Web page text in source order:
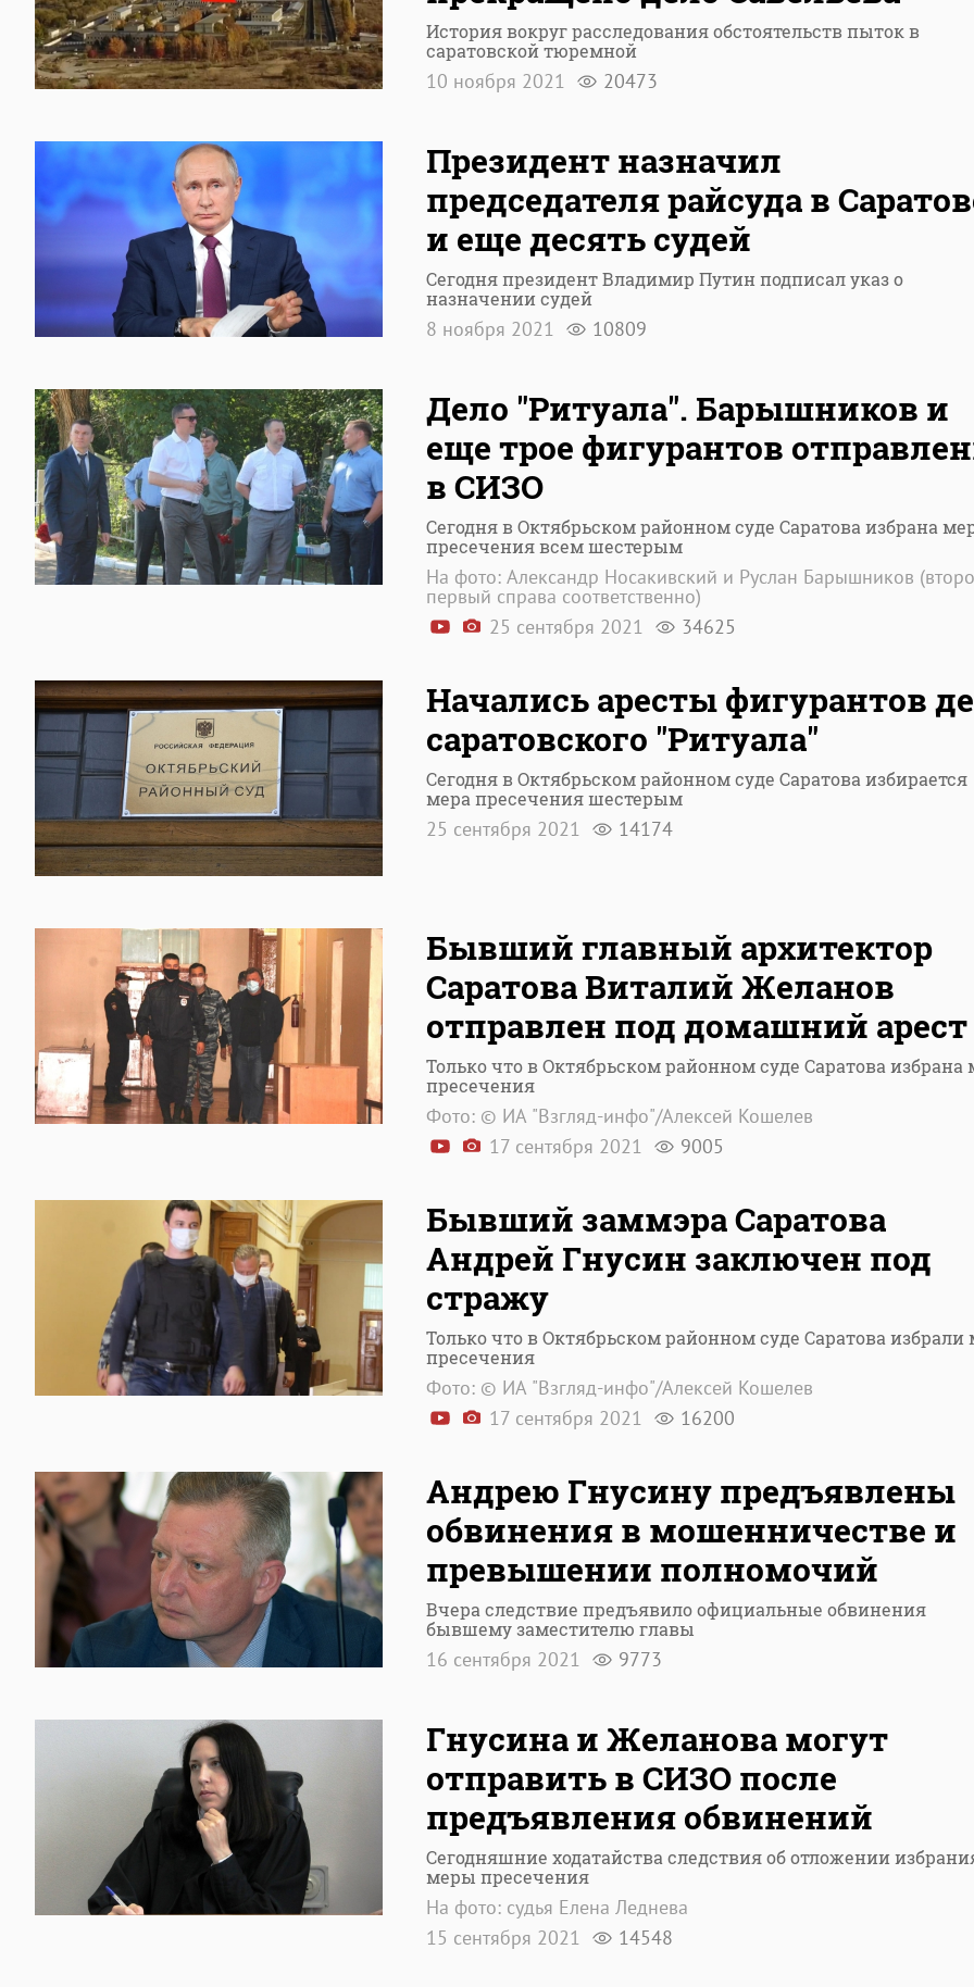
История вокруг расследования обстоятельств пыток в
саратовской тюремной
10 ноября 2021 20473
Президент назначил
председателя райсуда в
и еще десять судей
Сегодня президент Владимир Путин подписал указ о
назначении судей
8 ноября 2021 10809
Дело "Ритуала". Барышников и
еще трое фигурантов
в СИЗО
Сегодня в Октябрьском районном суде Саратова избрана
пресечения всем шестерым
На фото: Александр Носакивский и Руслан Барышников
первый справа соответственно)
25 сентября 2021
34625
Начались аресты фигурантов
саратовского "Ритуала"
Сегодня в Октябрьском районном суде Саратова избирается
мера пресечения шестерым
25 сентября 2021 14174
Бывший главный архитектор
Саратова Виталий Желанов
отправлен под домашний арест
Только что в Октябрьском районном суде Саратова избрана
пресечения
Фото: © ИА "Взгляд-инфо"/Алексей Кошелев
17 сентября 2021
9005
Бывший заммэра Саратова
Андрей Гнусин заключен под
стражу
Только что в Октябрьском районном суде Саратова избрали
пресечения
Фото: © ИА "Взгляд-инфо"/Алексей Кошелев
17 сентября 2021
16200
Андрею Гнусину предъявлены
обвинения в мошенничестве и
превышении полномочий
Вчера следствие предъявило официальные обвинения
бывшему заместителю главы
16 сентября 2021 9773
Гнусина и Желанова могут
отправить в СИЗО после
предъявления обвинений
Сегодняшние ходатайства следствия об отложении
меры пресечения
На фото: судья Елена Леднева
15 сентября 2021
14548